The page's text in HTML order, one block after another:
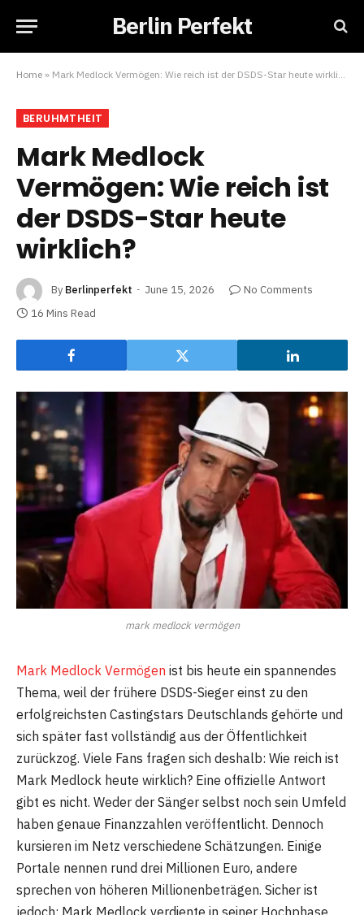
Berlin Perfekt
Home » Mark Medlock Vermögen: Wie reich ist der DSDS-Star heute wirklich?
BERUHMTHEIT
Mark Medlock
Vermögen: Wie reich ist
der DSDS-Star heute
wirklich?
By Berlinperfekt June 15, 2026
No Comments
16 Mins Read
mark medlock vermögen
Mark Medlock Vermögen ist bis heute ein spannendes
Thema, weil der frühere DSDS-Sieger einst zu den
erfolgreichsten Castingstars Deutschlands gehörte und
sich später fast vollständig aus der Öffentlichkeit
zurückzog. Viele Fans fragen sich deshalb: Wie reich ist
Mark Medlock heute wirklich? Eine offizielle Antwort
gibt es nicht. Weder der Sänger selbst noch sein Umfeld
haben genaue Finanzzahlen veröffentlicht. Dennoch
kursieren im Netz verschiedene Schätzungen. Einige
Portale nennen rund drei Millionen Euro, andere
sprechen von höheren Millionenbeträgen. Sicher ist
jedoch: Mark Medlock verdiente in seiner Hochphase